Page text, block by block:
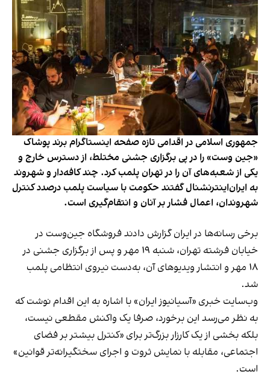
جمهوری اسلامی در اقدامی تازه صفحه اینستاگرام برند پوشاک
«جین وست» را در پی برگزاری جشنی مختلط، از دسترس خارج و
یکی از شعبه‌های آن را در تهران پلمب کرد. چند کافه‌‌دار و شهروند
به ایران‌اینترنشنال گفتند حکومت با سیاست پلمب درصدد کنترل
شهروندان، اعمال فشار بر آنان و انتقام‌گیری است.
برخی رسانه‌ها در ایران گزارش دادند فروشگاه جین‌وست در
خیابان فرشته تهران، شنبه ۱۹ مهر و پس از برگزاری جشنی در
۱۸ مهر و انتشار ویدیوهای آن، به‌دست نیروی انتظامی پلمب
شد.
وب‌سایت خبری «آسیانیوز ایران» با اشاره به این اقدام نوشت که
به نظر می‌رسد این برخورد، صرفا یک واکنش مقطعی نیست،
بلکه بخشی از یک کارزار بزرگ‌تر برای «کنترل بیشتر بر فضای
اجتماعی، مقابله با نمایش ثروت و اجرای سختگیرانه‌تر قوانین»
است.